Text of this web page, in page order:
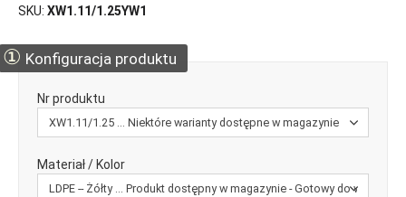
SKU XW1.11/1.25YW1
① Konfiguracja produktu
Nr produktu
Materiał / Kolor